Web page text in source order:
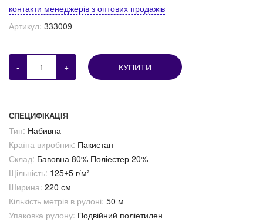
контакти менеджерів з оптових продажів
Артикул: 333009
- + КУПИТИ
СПЕЦИФІКАЦІЯ
Тип: Набивна
Країна виробник: Пакистан
Склад: Бавовна 80% Поліестер 20%
Щільність: 125±5 г/м²
Ширина: 220 см
Кількість метрів в рулоні: 50 м
Упаковка рулону: Подвійний поліетилен